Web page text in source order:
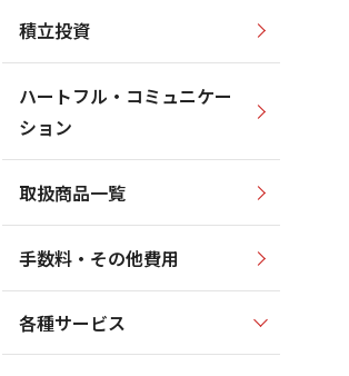
積立投資
ハートフル・コミュニケー
ション
取扱商品一覧
手数料・その他費用
各種サービス